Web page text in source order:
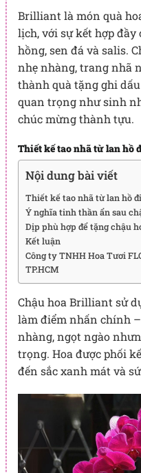
Brilliant là món quà
lịch, với sự kết hợp
hồng, sen đá và salis.
nhẹ nhàng, trang nhã
thành quà tặng ghi
quan trọng như sinh
chúc mừng thành tựu.
Thiết kế tao nhã từ lan hồ
Nội dung bài viết
Thiết kế tao nhã từ lan hồ
Ý nghĩa tinh thần ẩn sau
Dịp phù hợp để tặng chậu
Kết luận
Công ty TNHH Hoa Tươi
TP.HCM
Chậu hoa Brilliant sử
làm điểm nhấn chính
nhàng, ngọt ngào
trọng. Hoa được phối
đến sắc xanh mát và